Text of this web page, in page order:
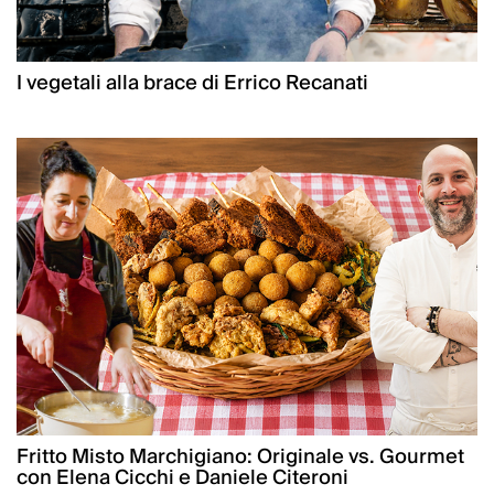
I vegetali alla brace di Errico Recanati
Fritto Misto Marchigiano: Originale vs. Gourmet
con Elena Cicchi e Daniele Citeroni